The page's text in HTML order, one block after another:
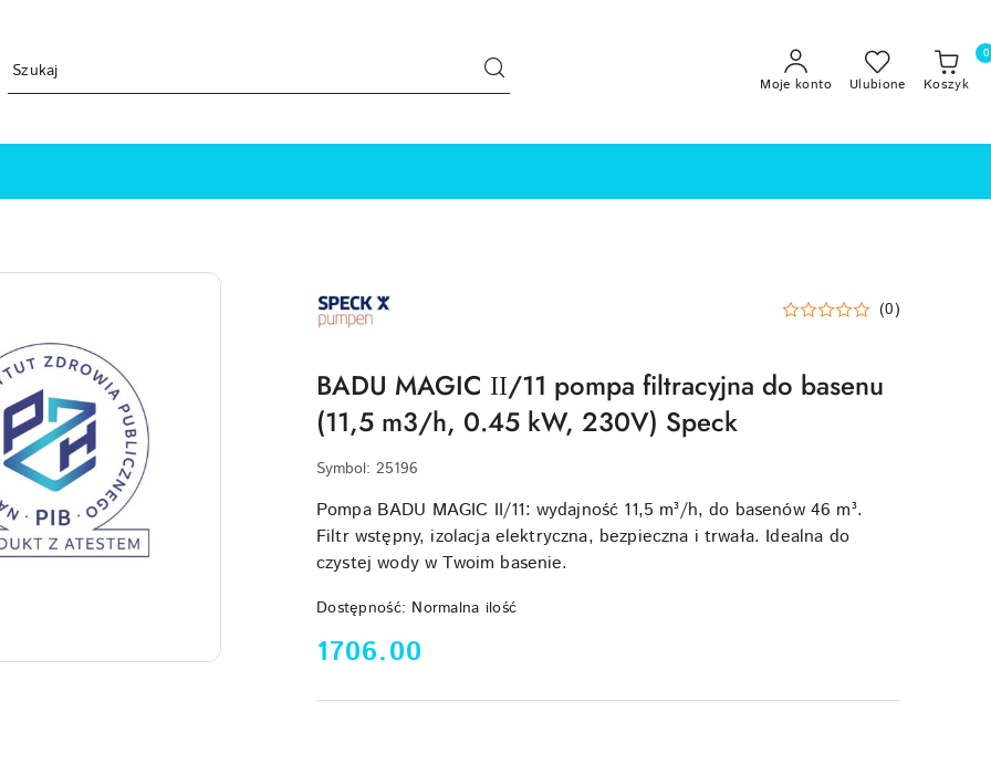
Moje konto Ulubione Koszyk
0
PUMPEN-
LOGO (0)
BADU MAGIC ІІ/11 pompa filtracyjna do basenu
(11,5 m3/h, 0.45 kW, 230V) Speck
Symbol: 25196
Pompa BADU MAGIC II/11: wydajność 11,5 m³/h, do basenów 46 m³.
Filtr wstępny, izolacja elektryczna, bezpieczna i trwała. Idealna do
czystej wody w Twoim basenie.
Dostępność: Normalna ilość
cena:
1706.00